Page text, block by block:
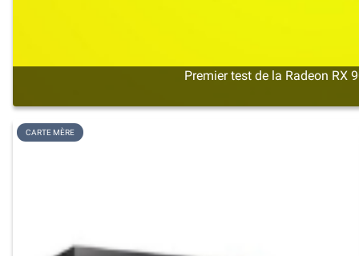
Premier test de la Radeon RX
CARTE MÈRE